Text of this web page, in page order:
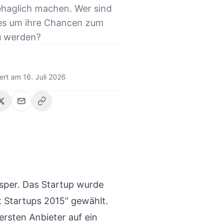
machen. Wer sind
um ihre Chancen zum
werden?
am 16. Juli 2026
Das Startup wurde
2015“ gewählt.
Anbieter auf ein